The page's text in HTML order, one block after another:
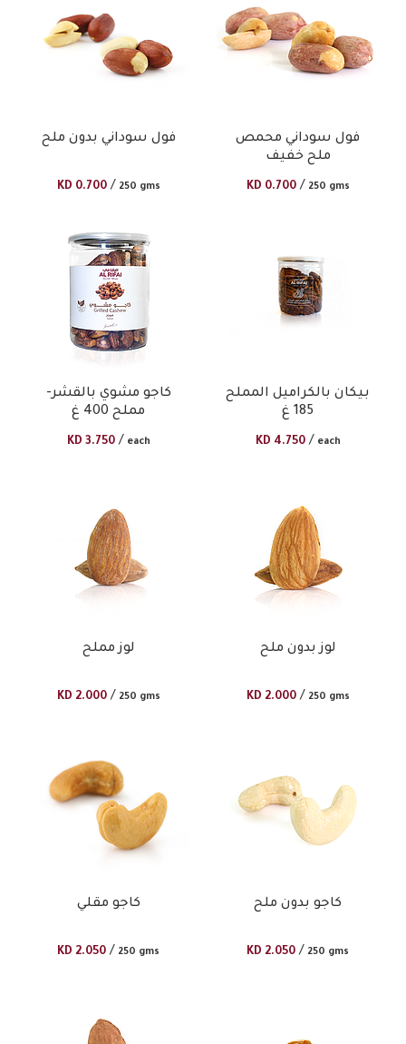
فول سوداني بدون ملح
KD 0.700 / 250 gms
فول سوداني محمص
ملح خفيف
KD 0.700 / 250 gms
كاجو مشوي بالقشر-
مملح 400 غ
KD 3.750 / each
بيكان بالكراميل المملح
185 غ
KD 4.750 / each
لوز مملح
KD 2.000 / 250 gms
لوز بدون ملح
KD 2.000 / 250 gms
كاجو مقلي
KD 2.050 / 250 gms
كاجو بدون ملح
KD 2.050 / 250 gms